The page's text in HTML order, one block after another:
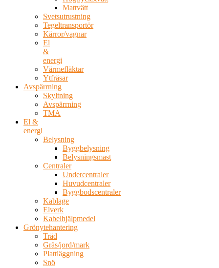
Mattvätt
Svetsutrustning
Tegeltransportör
Kärror/vagnar
El
&
energi
Värmefläktar
Ytfräsar
Avspärrning
Skyltning
Avspärrning
TMA
El &
energi
Belysning
Byggbelysning
Belysningsmast
Centraler
Undercentraler
Huvudcentraler
Byggbodscentraler
Kablage
Elverk
Kabelhjälpmedel
Grönytehantering
Träd
Gräs/jord/mark
Plattläggning
Snö